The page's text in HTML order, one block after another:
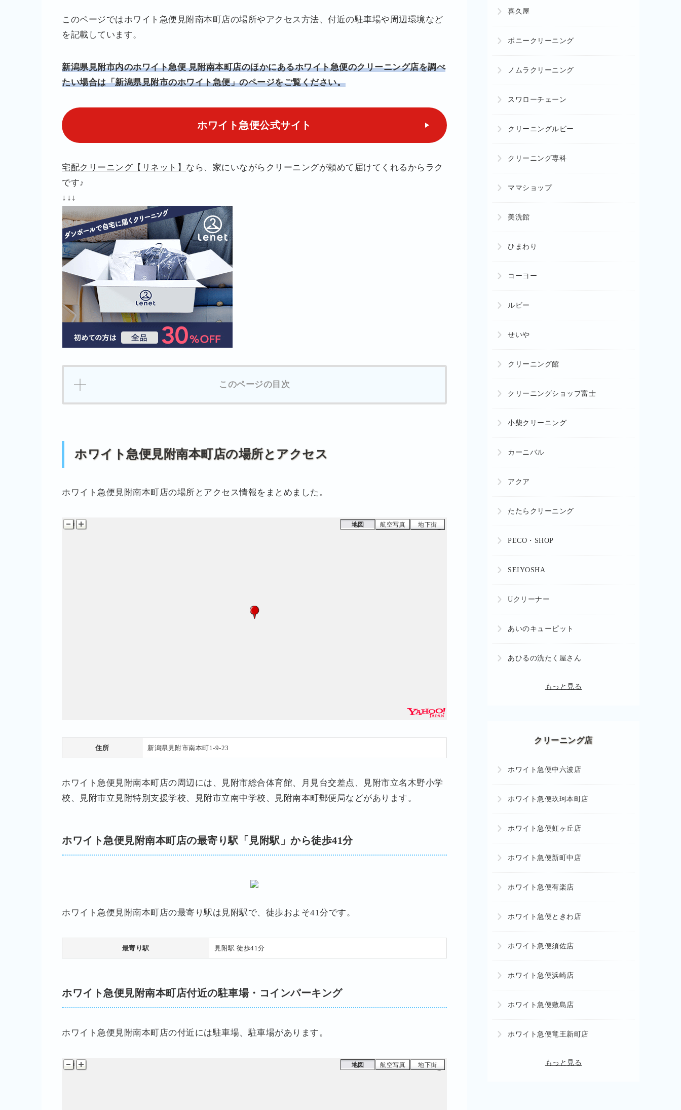
このページではホワイト急便見附南本町店の場所やアクセス方法、付近の駐車場や周辺環境など
を記載しています。
新潟県見附市内のホワイト急便 見附南本町店のほかにあるホワイト急便のクリーニング店を調べ
たい場合は「新潟県見附市のホワイト急便」のページをご覧ください。
ホワイト急便公式サイト
宅配クリーニング【リネット】 なら、家にいながらクリーニングが頼めて届けてくれるからラク
です♪
↓↓↓
このページの目次
ホワイト急便見附南本町店の場所とアクセス
ホワイト急便見附南本町店の場所とアクセス情報をまとめました。
地図 航空写真 地下街
住所 新潟県見附市南本町1-9-23
ホワイト急便見附南本町店の周辺には、見附市総合体育館、月見台交差点、見附市立名木野小学
校、見附市立見附特別支援学校、見附市立南中学校、見附南本町郵便局などがあります。
ホワイト急便見附南本町店の最寄り駅「見附駅」から徒歩41分
ホワイト急便見附南本町店の最寄り駅は見附駅で、徒歩およそ41分です。
最寄り駅 見附駅 徒歩41分
ホワイト急便見附南本町店付近の駐車場・コインパーキング
ホワイト急便見附南本町店の付近には駐車場、駐車場があります。
地図 航空写真 地下街
喜久屋
ポニークリーニング
ノムラクリーニング
スワローチェーン
クリーニングルビー
クリーニング専科
ママショップ
美洗館
ひまわり
コーヨー
ルビー
せいや
クリーニング館
クリーニングショップ富士
小柴クリーニング
カーニバル
アクア
たたらクリーニング
PECO・SHOP
SEIYOSHA
Uクリーナー
あいのキューピット
あひるの洗たく屋さん
もっと見る
クリーニング店
ホワイト急便中六波店
ホワイト急便玖珂本町店
ホワイト急便虹ヶ丘店
ホワイト急便新町中店
ホワイト急便有楽店
ホワイト急便ときわ店
ホワイト急便須佐店
ホワイト急便浜崎店
ホワイト急便敷島店
ホワイト急便竜王新町店
もっと見る